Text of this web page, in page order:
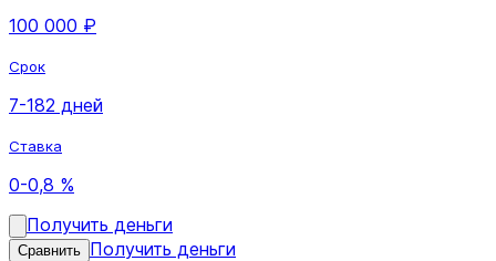
100 000 ₽
Срок
7-182 дней
Ставка
0-0,8 %
Получить деньги
Сравнить Получить деньги